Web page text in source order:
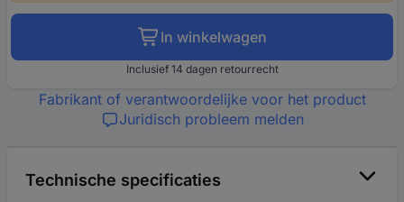
In winkelwagen
Inclusief 14 dagen retourrecht
Fabrikant of verantwoordelijke voor het product
Juridisch probleem melden
Technische specificaties